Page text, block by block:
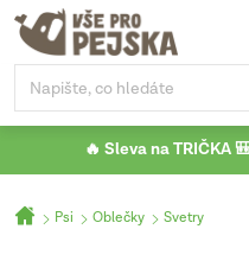
Přejít
obsah
🔥 Sleva na TRIČKA
Domů
Psi Oblečky Svetry